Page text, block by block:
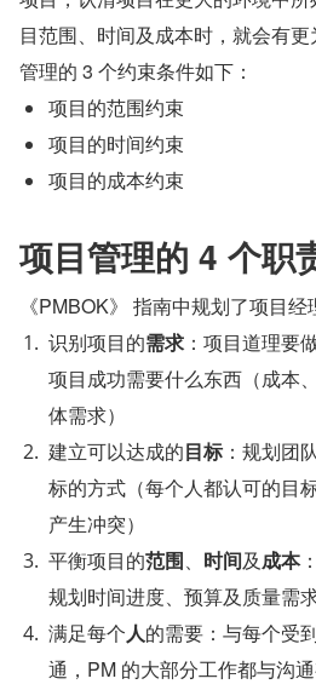
目范围、时间及成本时，就会有
管理的 3 个约束条件如下：
项目的范围约束
项目的时间约束
项目的成本约束
项目管理的 4 个职
《PMBOK》 指南中规划了项目
识别项目的需求 ：项目道理要
项目成功需要什么东西（成本
体需求）
建立可以达成的目标：规划团
标的方式（每个人都认可的目
产生冲突）
平衡项目的范围、 时间及成本
规划时间进度、预算及质量需
满足每个人的需要：与每个受
通，PM 的大部分工作都与沟